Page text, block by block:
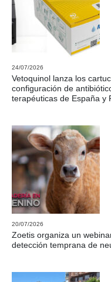
24/07/2026
Vetoquinol lanza los
configuración de
terapéuticas de España y
20/07/2026
Zoetis organiza un
detección temprana de